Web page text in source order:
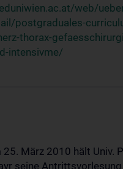
web/
postgraduales-
thorax-
intensivme/
25. März 2010 hält Univ.
seine Antrittsvorlesung